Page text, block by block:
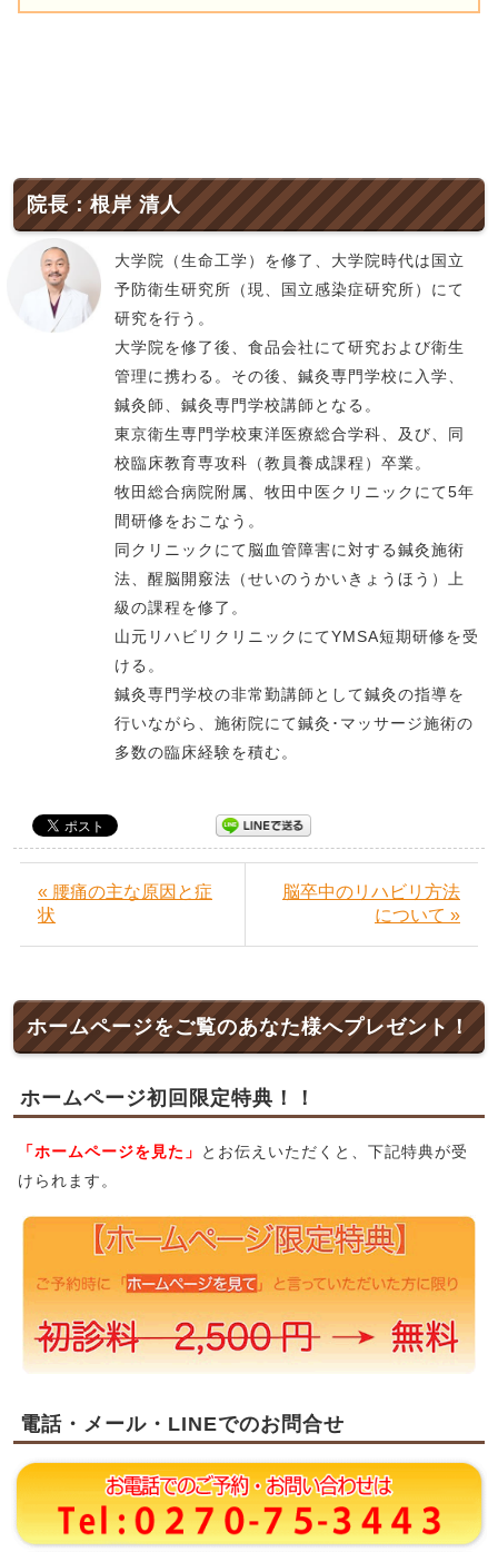
院長：根岸 清人
大学院（生命工学）を修了、大学院時代は国立
予防衛生研究所（現、国立感染症研究所）にて
研究を行う。
大学院を修了後、食品会社にて研究および衛生
管理に携わる。その後、鍼灸専門学校に入学、
鍼灸師、鍼灸専門学校講師となる。
東京衛生専門学校東洋医療総合学科、及び、同
校臨床教育専攻科（教員養成課程）卒業。
牧田総合病院附属、牧田中医クリニックにて5年
間研修をおこなう。
同クリニックにて脳血管障害に対する鍼灸施術
法、醒脳開竅法（せいのうかいきょうほう）上
級の課程を修了。
山元リハビリクリニックにてYMSA短期研修を受
ける。
鍼灸専門学校の非常勤講師として鍼灸の指導を
行いながら、施術院にて鍼灸･マッサージ施術の
多数の臨床経験を積む。
« 腰痛の主な原因と症
状
脳卒中のリハビリ方法
について »
ホームページをご覧のあなた様へプレゼント！
ホームページ初回限定特典！！
「ホームページを見た」
とお伝えいただくと、下記特典が受
けられます。
電話・メール・LINEでのお問合せ